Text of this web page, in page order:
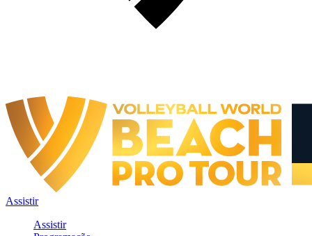
Assistir
Assistir